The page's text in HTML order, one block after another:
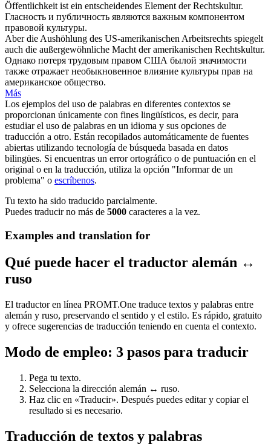
Öffentlichkeit ist ein entscheidendes Element derRechtskultur.
Гласность и публичность являются важным компонентом
правовой культуры.
Aber die Aushöhlung des US-amerikanischen Arbeitsrechts spiegelt
auch die außergewöhnliche Macht der amerikanischen Rechtskultur.
Однако потеря трудовым правом США былой значимости
также отражает необыкновенное влияние культуры прав на
американское общество.
Más
Los ejemplos del uso de palabras en diferentes contextos se
proporcionan únicamente con fines lingüísticos, es decir, para
estudiar el uso de palabras en un idioma y sus opciones de
traducción a otro. Están recopilados automáticamente de fuentes
abiertas utilizando tecnología de búsqueda basada en datos
bilingües. Si encuentras un error ortográfico o de puntuación en el
original o en la traducción, utiliza la opción "Informar de un
problema" o escríbenos.
Tu texto ha sido traducido parcialmente.
Puedes traducir no más de 5000 caracteres a la vez.
Examples and translation for
Qué puede hacer el traductor alemán ↔
ruso
El traductor en línea PROMT.One traduce textos y palabras entre
alemán y ruso, preservando el sentido y el estilo. Es rápido, gratuito
y ofrece sugerencias de traducción teniendo en cuenta el contexto.
Modo de empleo: 3 pasos para traducir
Pega tu texto.
Selecciona la dirección alemán ↔ ruso.
Haz clic en «Traducir». Después puedes editar y copiar el
resultado si es necesario.
Traducción de textos y palabras